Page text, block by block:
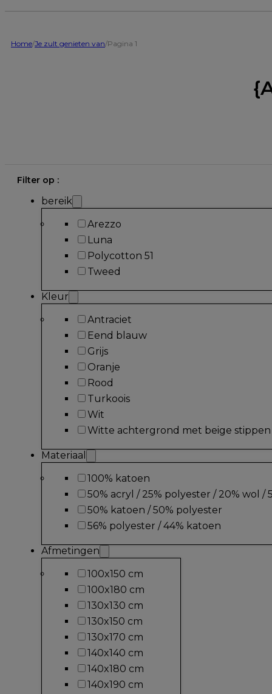
Home/Je zult genieten van/Pagina 1
Filter op :
bereik
Arezzo
Luna
Polycotton 51
Tweed
Kleur
Antraciet
Eend blauw
Grijs
Oranje
Rood
Turkoois
Wit
Witte achtergrond met beige stippen
Materiaal
100% katoen
50% acryl / 25% polyester / 20% wol /
50% katoen / 50% polyester
56% polyester / 44% katoen
Afmetingen
100x150 cm
100x180 cm
130x130 cm
130x150 cm
130x170 cm
140x140 cm
140x180 cm
140x190 cm